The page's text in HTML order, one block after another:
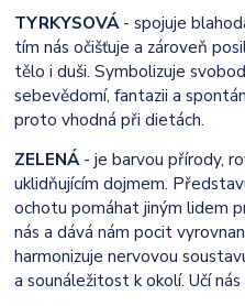
TYRKYSOVÁ- spojuje
tím nás očišťuje a zároveň
tělo i duši. Symbolizuje
sebevědomí, fantazii a
proto vhodná při dietách.
ZELENÁ- je barvou přírody,
uklidňujícím dojmem.
ochotu pomáhat jiným lidem
nás a dává nám pocit
harmonizuje nervovou
a sounáležitost k okolí. Učí